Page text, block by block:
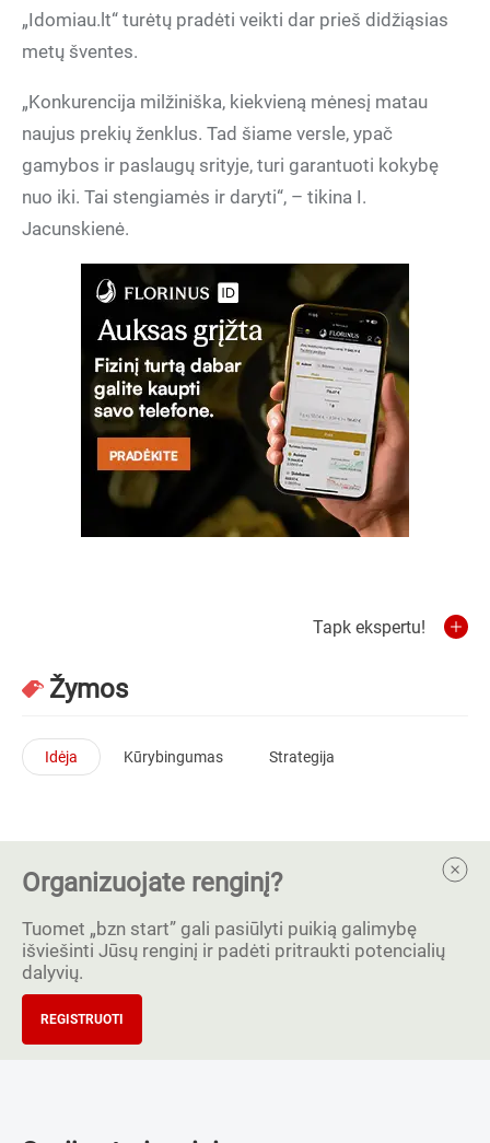
„Idomiau.lt“ turėtų pradėti veikti dar prieš didžiąsias
metų šventes.
„Konkurencija milžiniška, kiekvieną mėnesį matau
naujus prekių ženklus. Tad šiame versle, ypač
gamybos ir paslaugų srityje, turi garantuoti kokybę
nuo iki. Tai stengiamės ir daryti“, – tikina I.
Jacunskienė.
Tapk ekspertu!
Žymos
Idėja Kūrybingumas Strategija
Organizuojate renginį?
Tuomet „bzn start” gali pasiūlyti puikią galimybę
išviešinti Jūsų renginį ir padėti pritraukti potencialių
dalyvių.
REGISTRUOTI